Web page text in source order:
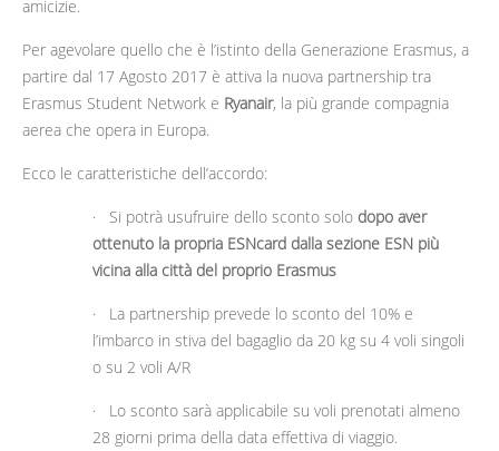
amicizie.
Per agevolare quello che è l’istinto della Generazione Erasmus, a
partire dal 17 Agosto 2017 è attiva la nuova partnership tra
Erasmus Student Network e Ryanair, la più grande compagnia
aerea che opera in Europa.
Ecco le caratteristiche dell’accordo:
· Si potrà usufruire dello sconto solo dopo aver
ottenuto la propria ESNcard dalla sezione ESN più
vicina alla città del proprio Erasmus
· La partnership prevede lo sconto del 10% e
l’imbarco in stiva del bagaglio da 20 kg su 4 voli singoli
o su 2 voli A/R
· Lo sconto sarà applicabile su voli prenotati almeno
28 giorni prima della data effettiva di viaggio.